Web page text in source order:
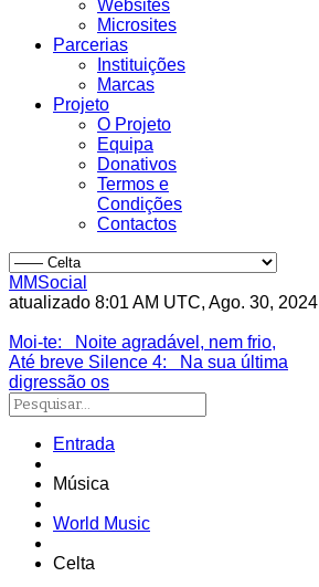
Websites
Microsites
Parcerias
Instituições
Marcas
Projeto
O Projeto
Equipa
Donativos
Termos e
Condições
Contactos
MMSocial
atualizado 8:01 AM UTC, Ago. 30, 2024
Moi-te: Noite agradável, nem frio,
Até breve Silence 4: Na sua última
digressão os
Entrada
Música
World Music
Celta